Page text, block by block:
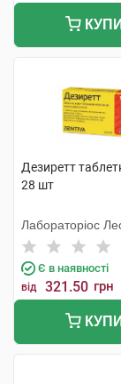
Дезиретт
28 шт
Лабораторіос
Є в наявності
від 321.50 грн